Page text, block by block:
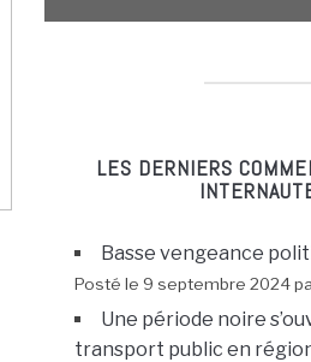
LES DERNIERS
Basse vengeance
Posté le 9 septembre 2024
Une période noire
transport public en